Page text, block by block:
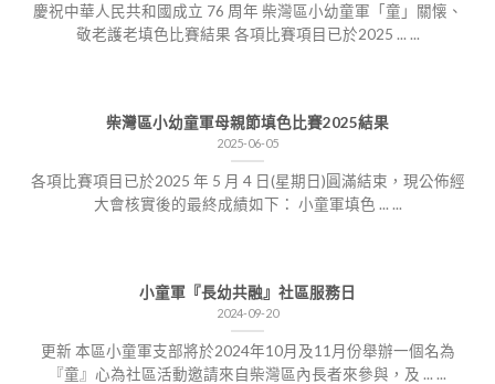
慶祝中華人民共和國成立 76 周年 柴灣區小幼童軍「童」關懐、
敬老護老填色比賽結果 各項比賽項目已於2025 ... ...
柴灣區小幼童軍母親節填色比賽2025結果
2025-06-05
各項比賽項目已於2025 年 5 月 4 日(星期日)圓滿結束，現公佈經
大會核實後的最終成績如下： 小童軍填色 ... ...
小童軍『長幼共融』社區服務日
2024-09-20
更新 本區小童軍支部將於2024年10月及11月份舉辦一個名為
『童』心為社區活動邀請來自柴灣區內長者來參與，及 ... ...